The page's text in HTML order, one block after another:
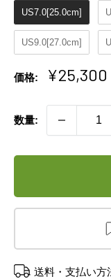
US7.0[25.0cm]
US9.0[27.0cm]
価格:
販
価
格
¥25,300
数量:
送料・支払い方